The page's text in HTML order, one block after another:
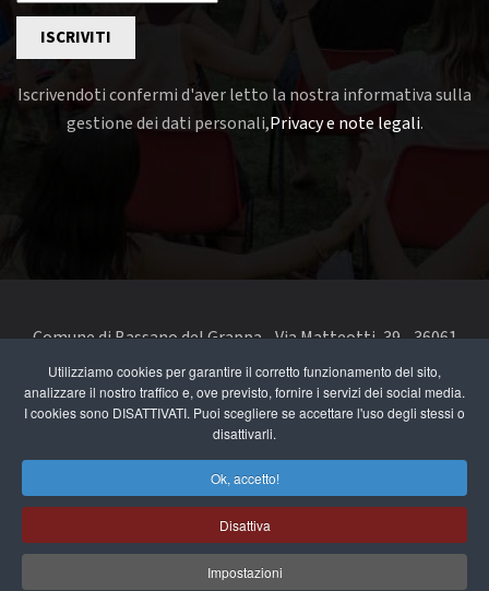
Utilizziamo cookies per garantire il corretto funzionamento del sito,
analizzare il nostro traffico e, ove previsto, fornire i servizi dei social media.
I cookies sono DISATTIVATI. Puoi scegliere se accettare l'uso degli stessi o
disattivarli.
Ok, accetto!
Disattiva
Impostazioni
ISCRIVITI
Iscrivendoti confermi d'aver letto la nostra informativa sulla
gestione dei dati personali,Privacy e note legali.
Comune di Bassano del Grappa - Via Matteotti, 39 - 36061
Bassano del Grappa VI - Telefono 0424 519111 - codice fiscale
e partita IVA 00168480242
segnala un problema di accessibilità
accessibilità
Privacy e note legali
Cookie Policy